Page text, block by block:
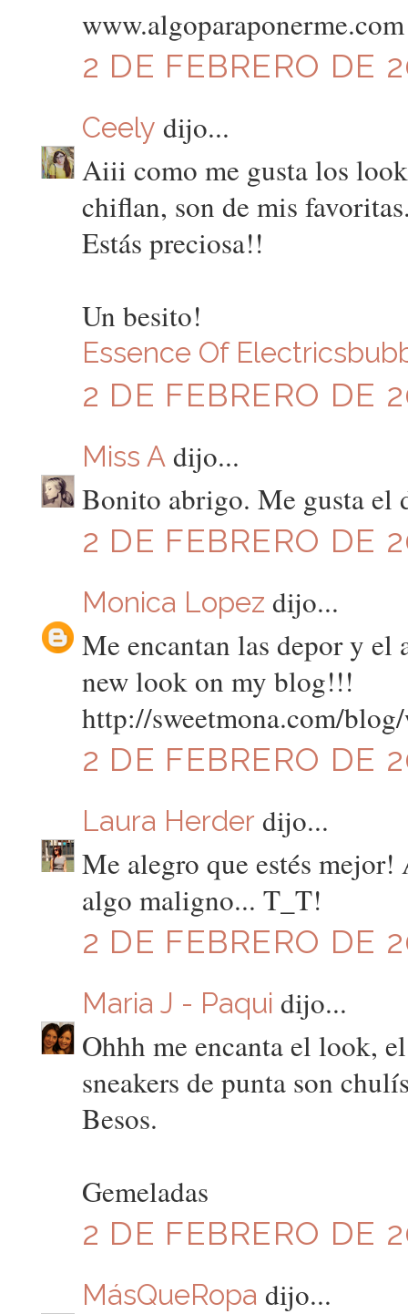
www.algoparaponerme.com
2 DE FEBRERO DE
Ceely dijo...
Aiii como me gusta los
chiflan, son de mis
Estás preciosa!!
Un besito!
Essence Of
2 DE FEBRERO DE
Miss Adijo...
Bonito abrigo. Me gusta el
2 DE FEBRERO DE
Monica Lopez dijo...
Me encantan las depor y el
new look on my blog!!!
http://sweetmona.com/
2 DE FEBRERO DE
Laura Herder dijo...
Me alegro que estés
algo maligno... T_T!
2 DE FEBRERO DE
Maria J - Paqui dijo...
Ohhh me encanta el look,
sneakers de punta son
Besos.
Gemeladas
2 DE FEBRERO DE
MásQueRopa dijo...